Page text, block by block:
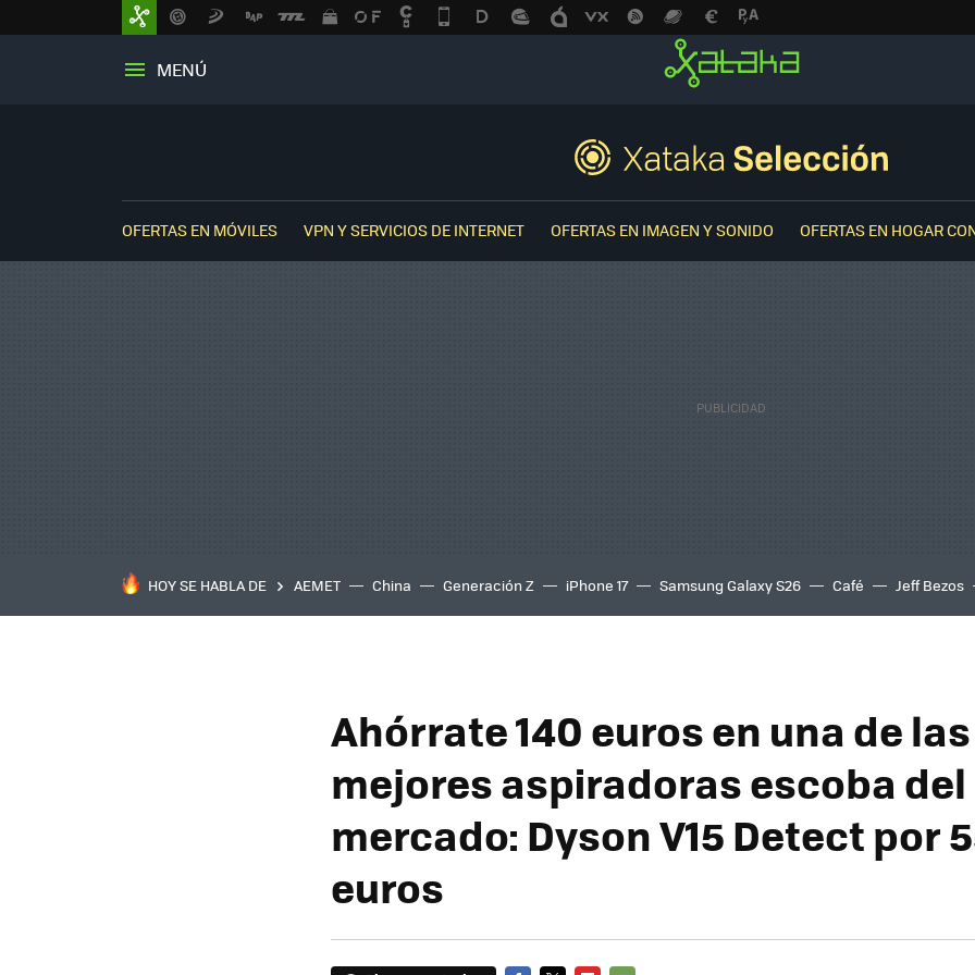
MENÚ
OFERTAS EN MÓVILES VPN Y SERVICIOS DE INTERNET OFERTAS EN IMAGEN Y SONIDO OFERTAS EN HOGAR
HOY SE HABLA DE AEMET China Generación Z iPhone 17 Samsung Galaxy S26 Café Jeff Bezos
Ahórrate 140 euros en una de las
mejores aspiradoras escoba del
mercado: Dyson V15 Detect por
euros